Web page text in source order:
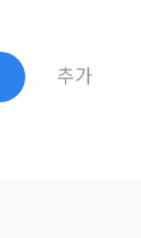
추가